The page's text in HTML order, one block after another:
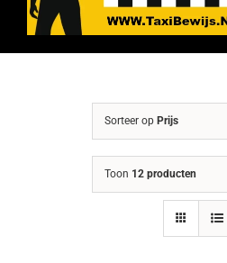
Sorteer op Prijs
Toon 12 producten